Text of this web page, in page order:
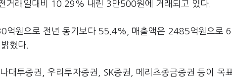
거래일대비 10.29% 내린 3만500원에 거래되고 있다.
억원으로 전년 동기보다 55.4%, 매출액은 2485억원으로
혔다.
대투증권, 우리투자증권, SK증권, 메리츠종금증권 등이 목